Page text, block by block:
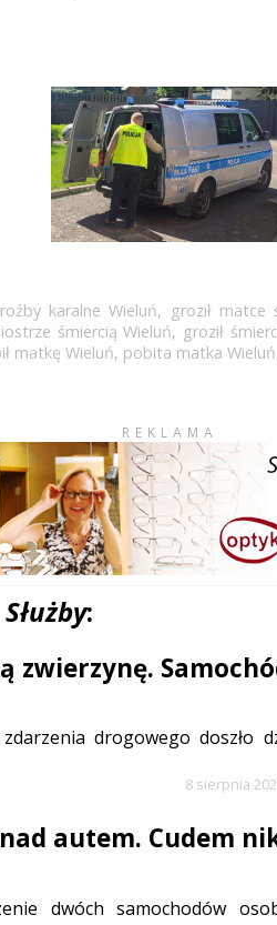
karalne Wieluń, groził matce
śmiercią Wieluń, groził
matkę Wieluń, pobita matka Wieluń
REKLAMA
Służby:
zwierzynę.
drogowego doszło
8 sierpnia
autem. Cudem
dwóch samochodów